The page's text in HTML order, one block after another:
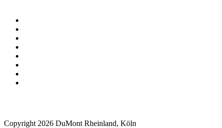
Copyright 2026 DuMont Rheinland, Köln